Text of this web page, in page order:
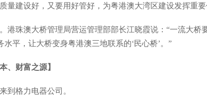
建设好，又要用好管好，为粤港澳大湾区建设发挥重要
珠澳大桥管理局营运管理部部长江晓霞说：“一流大桥
水平，让大桥变身粤港澳三地联系的‘民心桥’。”
、财富之源】
格力电器公司。